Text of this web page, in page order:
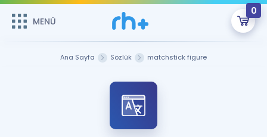
MENÜ
0
Sepetin Şu An Boş.
Remzi Hoca ile seni sınava hazırlayacak onlarca eğitim seni
bekliyor!
MENÜ
Ana Sayfa Sözlük matchstick figure